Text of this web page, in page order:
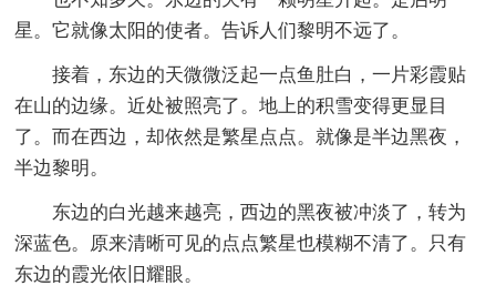
星。它就像太阳的使者。告诉人们黎明不远了。
接着，东边的天微微泛起一点鱼肚白，一片彩霞贴
在山的边缘。近处被照亮了。地上的积雪变得更显目
了。而在西边，却依然是繁星点点。就像是半边黑夜，
半边黎明。
东边的白光越来越亮，西边的黑夜被冲淡了，转为
深蓝色。原来清晰可见的点点繁星也模糊不清了。只有
东边的霞光依旧耀眼。